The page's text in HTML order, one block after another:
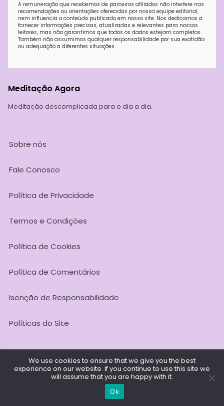
A remuneração que recebemos de parceiros afiliados não interfere nas
recomendações ou orientações oferecidas por nossa equipe editorial,
nem influencia o conteúdo publicado em nosso site. Nos dedicamos a
fornecer informações precisas, atualizadas e relevantes para nossos
leitores, mas não garantimos que todos os dados estejam completos.
Também não assumimos qualquer responsabilidade por sua exatidão
ou adequação a diferentes situações.
Meditação Agora
Meditação descomplicada para o dia a dia.
Sobre nós
Fale Conosco
Política de Privacidade
Termos e Condições
Política de Cookies
Política de Comentários
Isenção de Responsabilidade
Políticas do Site
Todos os Direitos Reservados @ 2026. Meditação Agora -
CNPJ: 53.419.145/0001-98
We use cookies to ensure that we give you the best
experience on our website. If you continue to use this site we
will assume that you are happy with it.
Ok